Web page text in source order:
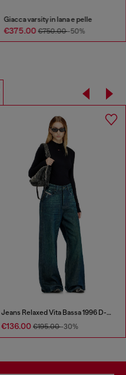
Giacca varsity in lana e pelle
€375.00€750.00-50%
Jeans Relaxed Vita Bassa 1996 D-Sire
€136.00 €195.00-30%